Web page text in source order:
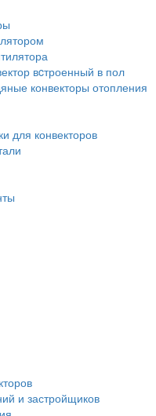
вcтроенный в пол
конвекторы отопления
для конвекторов
и застройщиков